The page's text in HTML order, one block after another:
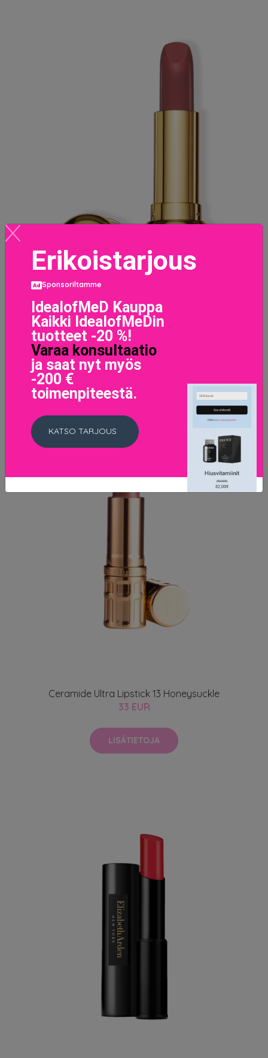
Diorific Haute Couture Lipstick 008 Mitzah
50 EUR
LISÄTIETOJA
Ceramide Ultra Lipstick 13 Honeysuckle
33 EUR
LISÄTIETOJA
Erikoistarjous
Sponsoriltamme
IdealofMeD Kauppa
Kaikki IdealofMeDin
tuotteet -20 %!
Varaa konsultaatio
ja saat nyt myös
-200 €
toimenpiteestä.
KATSO TARJOUS